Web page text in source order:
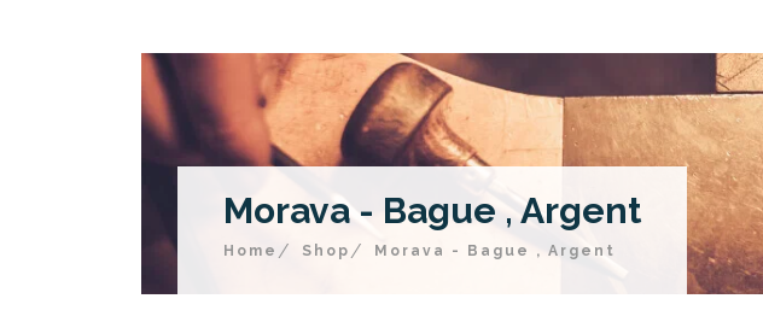
Morava - Bague , Argent
Home Shop Morava - Bague , Argent